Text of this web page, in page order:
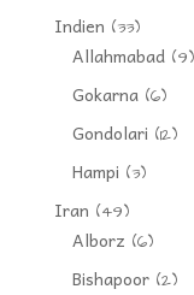
Indien (33)
Allahmabad(9)
Gokarna(6)
Gondolari (12)
Hampi (3)
Iran (49)
Alborz (6)
Bishapoor(2)